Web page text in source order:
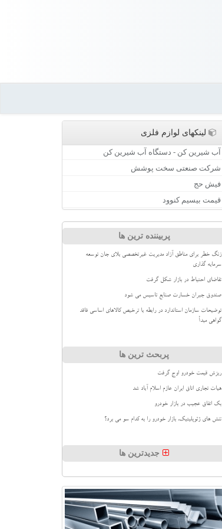
لینکهای لوازم فلزی
آب شیرین کن - دستگاه آب شیرین کن
شرکت صنعتی سخت پوشش
فیش حج
قیمت بیسیم کنوود
پربیننده ترین ها
زنگ خطر برای مناطق آزاد مدیریت غیرتخصصی بلای جان توسعه
سرمایه گذاری
تقاضای احتیاط در بازار شکل گرفت
صندوق جبران خسارت صنایع تاسیس می شود
توضیحات سازمان استاندارد در رابطه با ترخیص کالاهای اساسی فاقد
گواهی مبدأ
پربحث ترین ها
ریزش قیمت خودرو اوج گرفت
هیات تجاری اتاق ایران عازم اسلام آباد شد
بک اتفاق عجیب در بازار خودرو
تنش های ژئوپلیتیک، بازار خودرو را به کدام سو می برد؟
جدیدترین ها